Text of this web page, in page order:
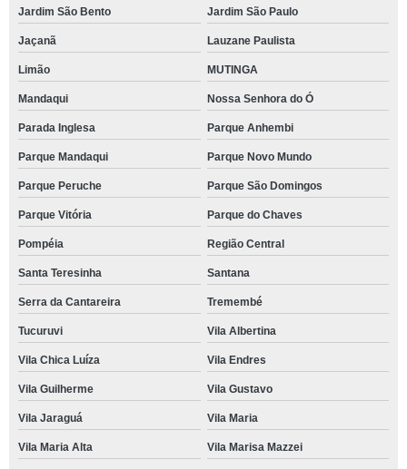
Jardim São Bento Jardim São Paulo
Jaçanã Lauzane Paulista
Limão MUTINGA
Mandaqui Nossa Senhora do Ó
Parada Inglesa Parque Anhembi
Parque Mandaqui Parque Novo Mundo
Parque Peruche Parque São Domingos
Parque Vitória Parque do Chaves
Pompéia Região Central
Santa Teresinha Santana
Serra da Cantareira Tremembé
Tucuruvi Vila Albertina
Vila Chica Luíza Vila Endres
Vila Guilherme Vila Gustavo
Vila Jaraguá Vila Maria
Vila Maria Alta Vila Marisa Mazzei